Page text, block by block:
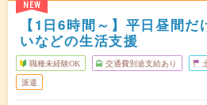
NEW
【1日6時間～】平日昼間
いなどの生活支援
職種未経験OK 交通費別途支給あり
派遣